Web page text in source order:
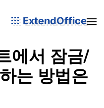
ExtendOffice
에서 잠금/
는 방법은